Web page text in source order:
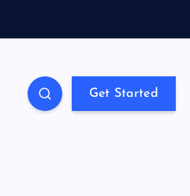
Get Started